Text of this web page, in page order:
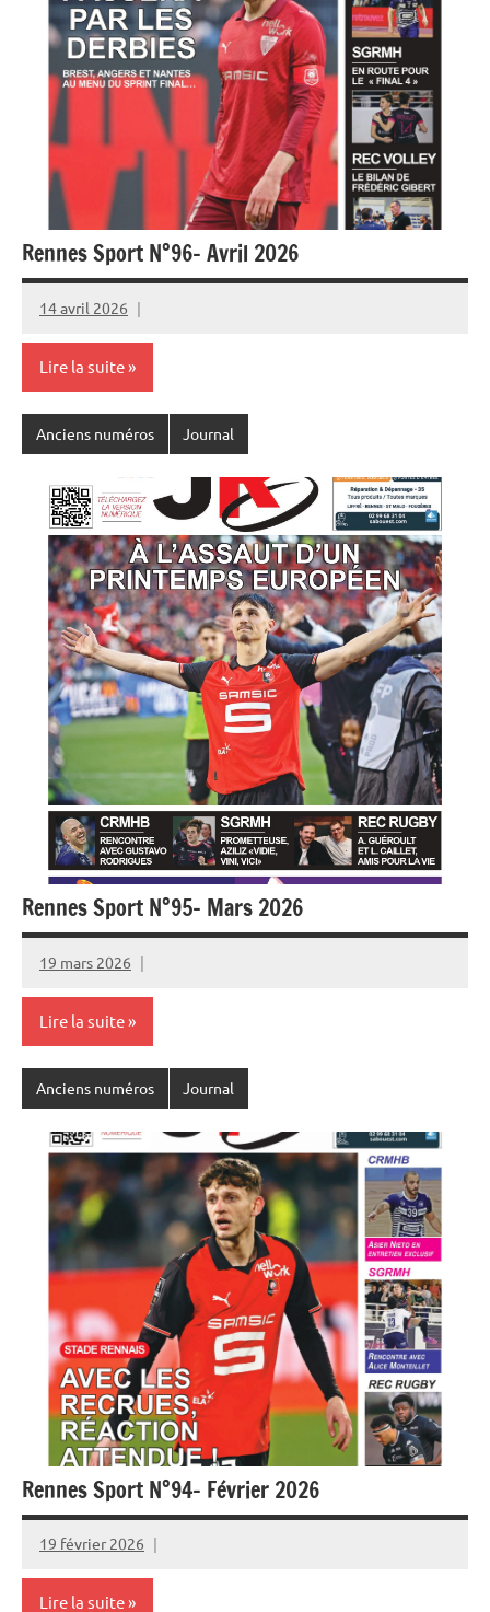
Rennes Sport N°96- Avril 2026
14 avril 2026
Rédaction
JRS
Lire la suite
Anciens numéros Journal
Rennes Sport N°95- Mars 2026
19 mars 2026
Rédaction
JRS
Lire la suite
Anciens numéros Journal
Rennes Sport N°94- Février 2026
19 février 2026
Rédaction
JRS
Lire la suite